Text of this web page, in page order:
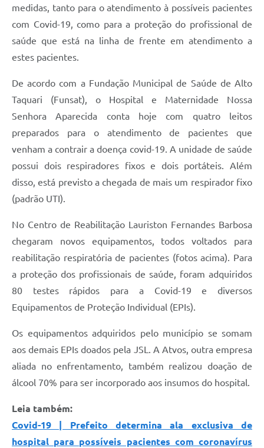
medidas, tanto para o atendimento à possíveis pacientes
com Covid-19, como para a proteção do profissional de
saúde que está na linha de frente em atendimento a
estes pacientes.
De acordo com a Fundação Municipal de Saúde de Alto
Taquari (Funsat), o Hospital e Maternidade Nossa
Senhora Aparecida conta hoje com quatro leitos
preparados para o atendimento de pacientes que
venham a contrair a doença covid-19. A unidade de saúde
possui dois respiradores fixos e dois portáteis. Além
disso, está previsto a chegada de mais um respirador fixo
(padrão UTI).
No Centro de Reabilitação Lauriston Fernandes Barbosa
chegaram novos equipamentos, todos voltados para
reabilitação respiratória de pacientes (fotos acima). Para
a proteção dos profissionais de saúde, foram adquiridos
80 testes rápidos para a Covid-19 e diversos
Equipamentos de Proteção Individual (EPIs).
Os equipamentos adquiridos pelo município se somam
aos demais EPIs doados pela JSL. A Atvos, outra empresa
aliada no enfrentamento, também realizou doação de
álcool 70% para ser incorporado aos insumos do hospital.
Leia também:
Covid-19 | Prefeito determina ala exclusiva de
hospital para possíveis pacientes com coronavírus